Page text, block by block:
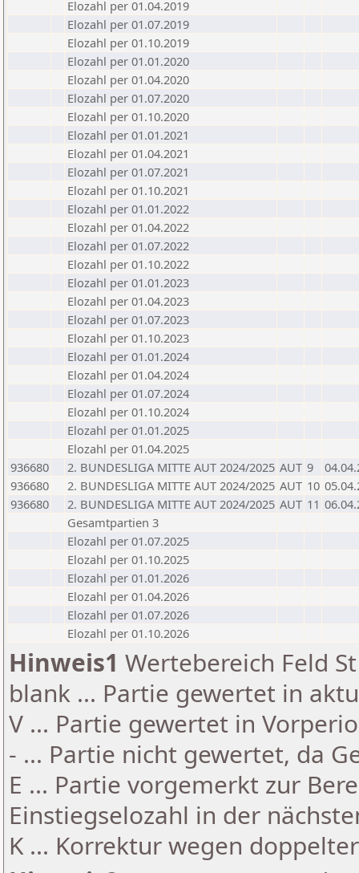
Elozahl per 01.04.2019
Elozahl per 01.07.2019
Elozahl per 01.10.2019
Elozahl per 01.01.2020
Elozahl per 01.04.2020
Elozahl per 01.07.2020
Elozahl per 01.10.2020
Elozahl per 01.01.2021
Elozahl per 01.04.2021
Elozahl per 01.07.2021
Elozahl per 01.10.2021
Elozahl per 01.01.2022
Elozahl per 01.04.2022
Elozahl per 01.07.2022
Elozahl per 01.10.2022
Elozahl per 01.01.2023
Elozahl per 01.04.2023
Elozahl per 01.07.2023
Elozahl per 01.10.2023
Elozahl per 01.01.2024
Elozahl per 01.04.2024
Elozahl per 01.07.2024
Elozahl per 01.10.2024
Elozahl per 01.01.2025
Elozahl per 01.04.2025
936680
2. BUNDESLIGA MITTE AUT 2024/2025 AUT 9
936680
2. BUNDESLIGA MITTE AUT 2024/2025 AUT 10
936680
2. BUNDESLIGA MITTE AUT 2024/2025 AUT 11
Gesamtpartien 3
Elozahl per 01.07.2025
Elozahl per 01.10.2025
Elozahl per 01.01.2026
Elozahl per 01.04.2026
Elozahl per 01.07.2026
Elozahl per 01.10.2026
Hinweis1 Wertebereich Feld
blank ... Partie gewertet in
V ... Partie gewertet in
- ... Partie nicht gewertet, da
E ... Partie vorgemerkt zur
Einstiegselozahl in der
K ... Korrektur wegen